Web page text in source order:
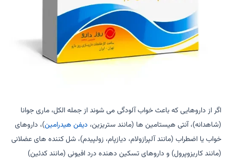
اگر از داروهایی که باعث خواب آلودگی می شوند از جمله الکل، ماری جوانا
(شاهدانه)، آنتی هیستامین ها (مانند ستریزین، دیفن هیدرامین)، داروهای
خواب یا اضطراب (مانند آلپرازولام، دیازپام، زولپیدم)، شل کننده های عضلانی
(مانند کاریزوپرول) و داروهای تسکین دهنده درد افیونی (مانند کدئین)